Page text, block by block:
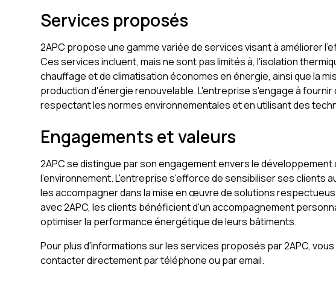
Services proposés
2APC propose une gamme variée de services visant à améliorer
Ces services incluent, mais ne sont pas limités à, l'isolation
chauffage et de climatisation économes en énergie, ainsi que la
production d'énergie renouvelable. L'entreprise s'engage à
respectant les normes environnementales et en utilisant des
Engagements et valeurs
2APC se distingue par son engagement envers le
l'environnement. L'entreprise s'efforce de sensibiliser ses clients
les accompagner dans la mise en œuvre de solutions
avec 2APC, les clients bénéficient d'un accompagnement
optimiser la performance énergétique de leurs bâtiments.
Pour plus d'informations sur les services proposés par 2APC,
contacter directement par téléphone ou par email.